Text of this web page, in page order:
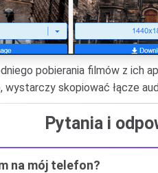
pobierania filmów z ich
wystarczy skopiować łącze
Pytania i
na mój telefon?